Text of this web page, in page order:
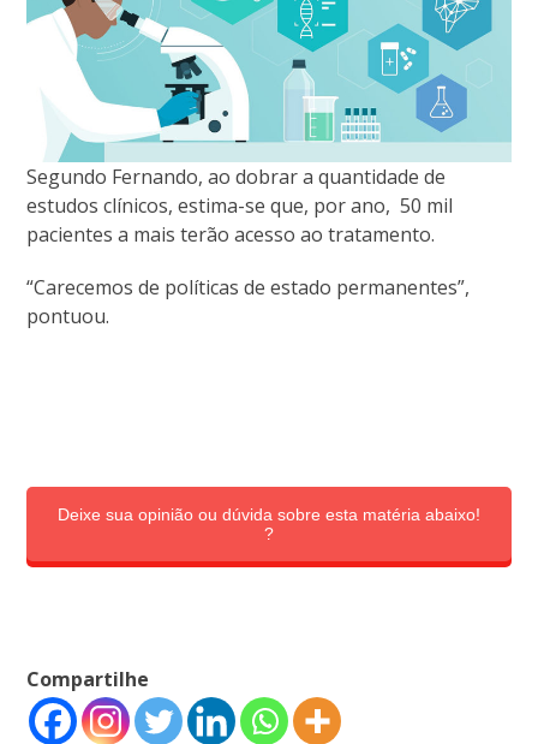
Segundo Fernando, ao dobrar a quantidade de
estudos clínicos, estima-se que, por ano, 50 mil
pacientes a mais terão acesso ao tratamento.
“Carecemos de políticas de estado permanentes”,
pontuou.
Deixe sua opinião ou dúvida sobre esta matéria abaixo!
?
Compartilhe